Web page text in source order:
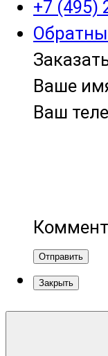
+7 (495)
Ваше
Ваш
Отправить
Закрыть